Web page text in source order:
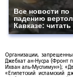
Все новости по
падению
Кавказе:
Организации,
Джебхат ан-Нусра (Фронт
Ихван аль-Муслимун»);
«Египетский исламский